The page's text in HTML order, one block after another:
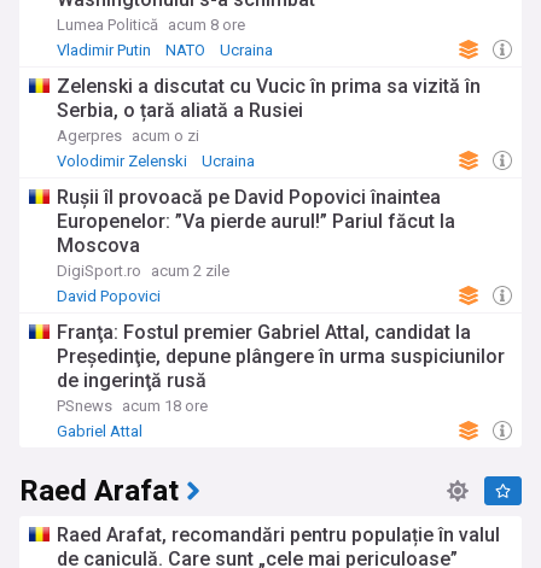
Lumea Politică acum 8 ore
Vladimir Putin
NATO Ucraina
Zelenski a discutat cu Vucic în prima sa vizită în
Serbia, o țară aliată a Rusiei
Agerpres acum o zi
Volodimir Zelenski
Ucraina
Rușii îl provoacă pe David Popovici înaintea
Europenelor: ”Va pierde aurul!” Pariul făcut la
Moscova
DigiSport.ro
acum 2 zile
David Popovici
Franţa: Fostul premier Gabriel Attal, candidat la
Preşedinţie, depune plângere în urma suspiciunilor
de ingerinţă rusă
PSnews acum 18 ore
Gabriel Attal
Raed Arafat
Raed Arafat, recomandări pentru populație în valul
de caniculă. Care sunt „cele mai periculoase”